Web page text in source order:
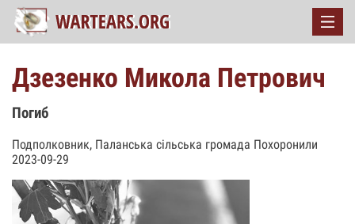
Дзезенко Микола Петрович
Погиб
Подполковник, Паланська сільська громада Похоронили
2023-09-29